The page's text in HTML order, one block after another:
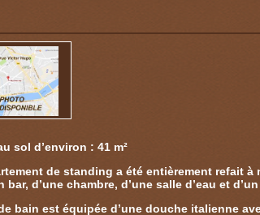
sol d’environ : 41 m²
de standing a été entièrement refait
bar, d’une chambre, d’une salle d’eau et
bain est équipée d’une douche italienne